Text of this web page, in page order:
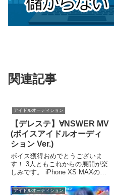
関連記事
アイドルオーディション
【デレステ】∀NSWER MV
(ボイスアイドルオーディ
ション Ver.)
ボイス獲得おめでとうございま
す！ 3人ともこれからの展開が楽
しみです。 iPhone XS MAXの映
アイドルオーディション